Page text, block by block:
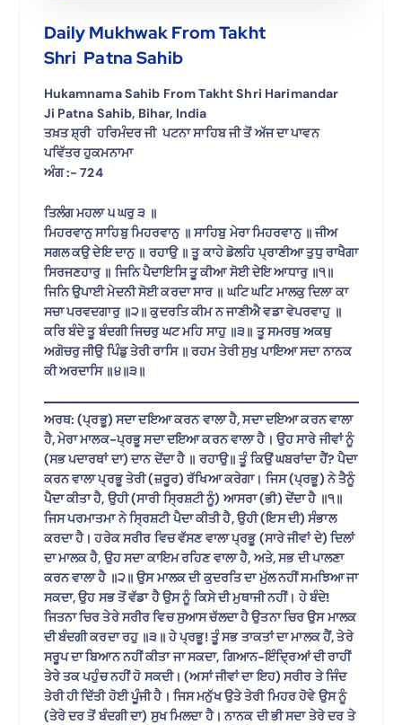
Daily Mukhwak From Takht
Shri Patna Sahib
Hukamnama Sahib From Takht Shri Harimandar
Ji Patna Sahib, Bihar, India
ਤਖ਼ਤ ਸ਼੍ਰੀ ਹਰਿਮੰਦਰ ਜੀ ਪਟਨਾ ਸਾਹਿਬ ਜੀ ਤੋਂ ਅੱਜ ਦਾ ਪਾਵਨ
ਪਵਿੱਤਰ ਹੁਕਮਨਾਮਾ
ਅੰਗ :- 724
ਤਿਲੰਗ ਮਹਲਾ ੫ ਘਰੁ ੩ ॥
ਮਿਹਰਵਾਨੁ ਸਾਹਿਬੁ ਮਿਹਰਵਾਨੁ ॥ ਸਾਹਿਬੁ ਮੇਰਾ ਮਿਹਰਵਾਨੁ ॥ ਜੀਅ
ਸਗਲ ਕਉ ਦੇਇ ਦਾਨੁ ॥ ਰਹਾਉ ॥ ਤੂ ਕਾਹੇ ਡੋਲਹਿ ਪ੍ਰਾਣੀਆ ਤੁਧੁ ਰਾਖੈਗਾ
ਸਿਰਜਣਹਾਰੁ ॥ ਜਿਨਿ ਪੈਦਾਇਸਿ ਤੂ ਕੀਆ ਸੋਈ ਦੇਇ ਆਧਾਰੁ ॥੧॥
ਜਿਨਿ ਉਪਾਈ ਮੇਦਨੀ ਸੋਈ ਕਰਦਾ ਸਾਰ ॥ ਘਟਿ ਘਟਿ ਮਾਲਕੁ ਦਿਲਾ ਕਾ
ਸਚਾ ਪਰਵਦਗਾਰੁ ॥੨॥ ਕੁਦਰਤਿ ਕੀਮ ਨ ਜਾਣੀਐ ਵਡਾ ਵੇਪਰਵਾਹੁ ॥
ਕਰਿ ਬੰਦੇ ਤੂ ਬੰਦਗੀ ਜਿਚਰੁ ਘਟ ਮਹਿ ਸਾਹੁ ॥੩॥ ਤੂ ਸਮਰਥੁ ਅਕਥੁ
ਅਗੋਚਰੁ ਜੀਉ ਪਿੰਡੁ ਤੇਰੀ ਰਾਸਿ ॥ ਰਹਮ ਤੇਰੀ ਸੁਖੁ ਪਾਇਆ ਸਦਾ ਨਾਨਕ
ਕੀ ਅਰਦਾਸਿ ॥੪॥੩॥
ਅਰਥ: (ਪ੍ਰਭੂ) ਸਦਾ ਦਇਆ ਕਰਨ ਵਾਲਾ ਹੈ, ਸਦਾ ਦਇਆ ਕਰਨ ਵਾਲਾ
ਹੈ, ਮੇਰਾ ਮਾਲਕ-ਪ੍ਰਭੂ ਸਦਾ ਦਇਆ ਕਰਨ ਵਾਲਾ ਹੈ। ਉਹ ਸਾਰੇ ਜੀਵਾਂ ਨੂੰ
(ਸਭ ਪਦਾਰਥਾਂ ਦਾ) ਦਾਨ ਦੇਂਦਾ ਹੈ ॥ ਰਹਾਉ॥ ਤੂੰ ਕਿਉਂ ਘਬਰਾਂਦਾ ਹੈਂ? ਪੈਦਾ
ਕਰਨ ਵਾਲਾ ਪ੍ਰਭੂ ਤੇਰੀ (ਜ਼ਰੂਰ) ਰੱਖਿਆ ਕਰੇਗਾ। ਜਿਸ (ਪ੍ਰਭੂ) ਨੇ ਤੈਨੂੰ
ਪੈਦਾ ਕੀਤਾ ਹੈ, ਉਹੀ (ਸਾਰੀ ਸ੍ਰਿਸ਼ਟੀ ਨੂੰ) ਆਸਰਾ (ਭੀ) ਦੇਂਦਾ ਹੈ ॥੧॥
ਜਿਸ ਪਰਮਾਤਮਾ ਨੇ ਸ੍ਰਿਸ਼ਟੀ ਪੈਦਾ ਕੀਤੀ ਹੈ, ਉਹੀ (ਇਸ ਦੀ) ਸੰਭਾਲ
ਕਰਦਾ ਹੈ। ਹਰੇਕ ਸਰੀਰ ਵਿਚ ਵੱਸਣ ਵਾਲਾ ਪ੍ਰਭੂ (ਸਾਰੇ ਜੀਵਾਂ ਦੇ) ਦਿਲਾਂ
ਦਾ ਮਾਲਕ ਹੈ, ਉਹ ਸਦਾ ਕਾਇਮ ਰਹਿਣ ਵਾਲਾ ਹੈ, ਅਤੇ, ਸਭ ਦੀ ਪਾਲਣਾ
ਕਰਨ ਵਾਲਾ ਹੈ ॥੨॥ ਉਸ ਮਾਲਕ ਦੀ ਕੁਦਰਤਿ ਦਾ ਮੁੱਲ ਨਹੀਂ ਸਮਝਿਆ ਜਾ
ਸਕਦਾ, ਉਹ ਸਭ ਤੋਂ ਵੱਡਾ ਹੈ ਉਸ ਨੂੰ ਕਿਸੇ ਦੀ ਮੁਥਾਜੀ ਨਹੀਂ। ਹੇ ਬੰਦੇ!
ਜਿਤਨਾ ਚਿਰ ਤੇਰੇ ਸਰੀਰ ਵਿਚ ਸੁਆਸ ਚੱਲਦਾ ਹੈ ਉਤਨਾ ਚਿਰ ਉਸ ਮਾਲਕ
ਦੀ ਬੰਦਗੀ ਕਰਦਾ ਰਹੁ ॥੩॥ ਹੇ ਪ੍ਰਭੂ! ਤੂੰ ਸਭ ਤਾਕਤਾਂ ਦਾ ਮਾਲਕ ਹੈਂ, ਤੇਰੇ
ਸਰੂਪ ਦਾ ਬਿਆਨ ਨਹੀਂ ਕੀਤਾ ਜਾ ਸਕਦਾ, ਗਿਆਨ-ਇੰਦ੍ਰਿਆਂ ਦੀ ਰਾਹੀਂ
ਤੇਰੇ ਤਕ ਪਹੁੰਚ ਨਹੀਂ ਹੋ ਸਕਦੀ। (ਅਸਾਂ ਜੀਵਾਂ ਦਾ ਇਹ) ਸਰੀਰ ਤੇ ਜਿੰਦ
ਤੇਰੀ ਹੀ ਦਿੱਤੀ ਹੋਈ ਪੂੰਜੀ ਹੈ। ਜਿਸ ਮਨੁੱਖ ਉਤੇ ਤੇਰੀ ਮਿਹਰ ਹੋਵੇ ਉਸ ਨੂੰ
(ਤੇਰੇ ਦਰ ਤੋਂ ਬੰਦਗੀ ਦਾ) ਸੁਖ ਮਿਲਦਾ ਹੈ। ਨਾਨਕ ਦੀ ਭੀ ਸਦਾ ਤੇਰੇ ਦਰ ਤੇ